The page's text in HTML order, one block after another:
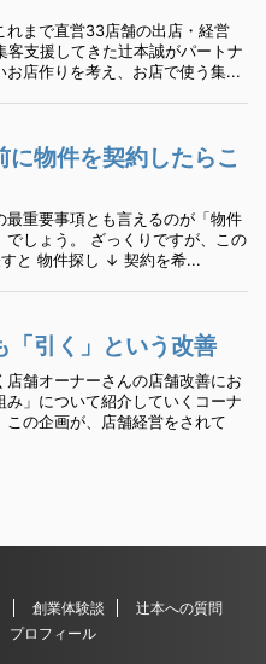
創業体験談
辻本への質問
プロフィール